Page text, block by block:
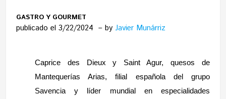
GASTRO Y GOURMET
publicado el 3/22/2024 byJavier Munárriz
Caprice des Dieux y Saint Agur, quesos de
Mantequerías Arias, filial española del grupo
Savencia y líder mundial en especialidades